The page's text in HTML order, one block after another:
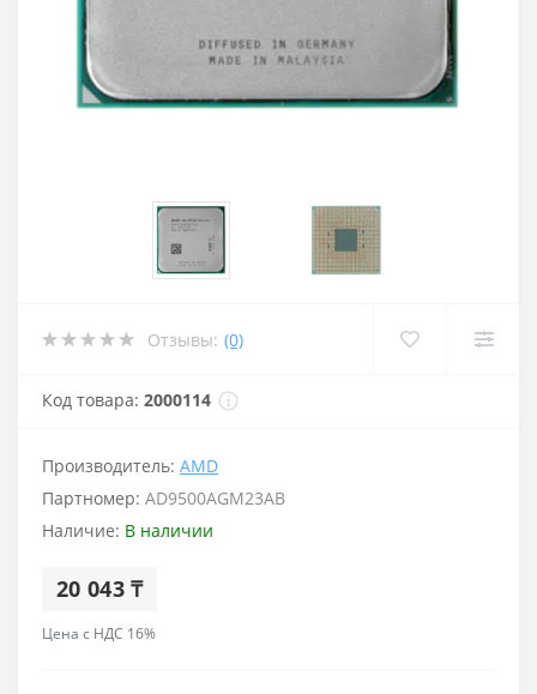
Отзывы: (0)
Код товара: 2000114
Производитель: AMD
Партномер: AD9500AGM23AB
Наличие: В наличии
20 043 ₸
Цена с НДС 16%